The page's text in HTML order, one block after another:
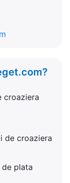
croaziera
de croaziera
plata